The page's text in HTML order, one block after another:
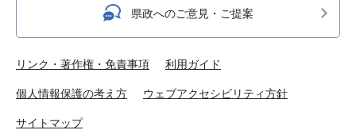
県政へのご意見・ご提案
リンク・著作権・免責事項 利用ガイド
個人情報保護の考え方 ウェブアクセシビリティ方針
サイトマップ